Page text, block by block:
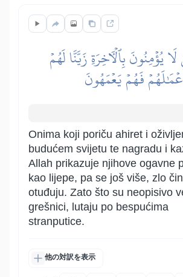
يُؤۡمِنُونَ بِٱلۡأٓخِرَةِ زَيَّنَّا لَهُمۡ
فَهُمۡ يَعۡمَهُونَ
Onima koji poriču ahiret i
budućem svijetu te nagradu i
Allah prikazuje njihove ogavne
kao lijepe, pa se još više, zlo
otuđuju. Zato što su neopisivo
grešnici, lutaju po bespućima
stranputice.
他の対訳を表示